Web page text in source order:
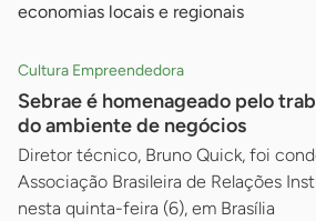
economias locais e regionais
Cultura Empreendedora
Sebrae é homenageado pelo
do ambiente de negócios
Diretor técnico, Bruno Quick, foi
Associação Brasileira de Relações
nesta quinta-feira (6), em Brasília